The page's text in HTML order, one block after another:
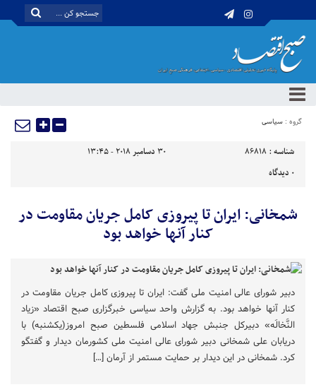
گروه : سیاسی
شناسه : 86818
30 دسامبر 2018 - 13:45
0 دیدگاه
شمخانی: ایران تا پیروزی کامل جریان مقاومت در
کنار آنها خواهد بود
دبیر شورای عالی امنیت ملی گفت: ایران تا پیروزی کامل جریان مقاومت در
کنار آنها خواهد بود. به گزارش واحد سیاسی خبرگزاری صبح اقتصاد «زیاد
النَّخالَه» دبیرکل جنبش جهاد اسلامی فلسطین صبح امروز(یکشنبه) با
دریابان علی شمخانی دبیر شورای عالی امنیت ملی کشورمان دیدار و گفتگو
کرد. شمخانی در این دیدار بر حمایت مستمر از آرمان […]